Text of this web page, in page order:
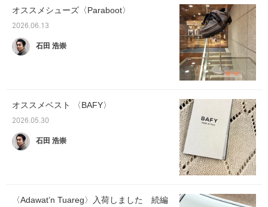
オススメシューズ〈Paraboot〉
2026.06.13
石田 浩崇
オススメベスト 〈BAFY〉
2026.05.30
石田 浩崇
〈Adawat’n Tuareg〉入荷しました 続編